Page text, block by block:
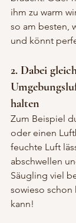
ihm zu warm
so am besten,
und könnt
2. Dabei
halten
Zum Beispiel
oder einen
feuchte Luft
abschwellen
Säugling viel
sowieso schon
kann!